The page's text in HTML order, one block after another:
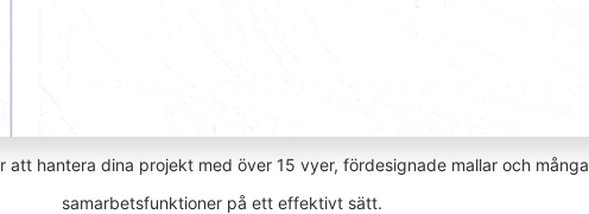
att hantera dina projekt med över 15 vyer, fördesignade mallar och många
samarbetsfunktioner på ett effektivt sätt.